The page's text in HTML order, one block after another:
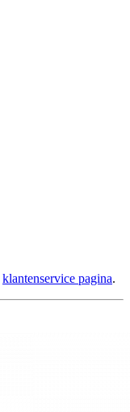
klantenservice pagina.